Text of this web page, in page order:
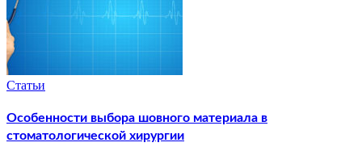
Статьи
Особенности выбора шовного материала в
стоматологической хирургии